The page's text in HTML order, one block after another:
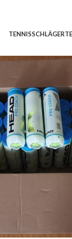
TENNISSCHLÄGER